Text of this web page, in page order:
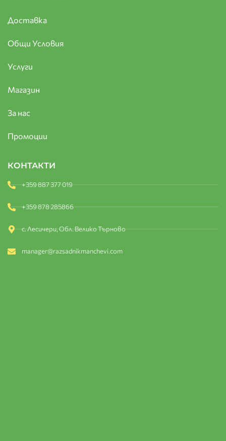
Доставка
Общи Условия
Услуги
Магазин
За нас
Промоции
КОНТАКТИ
+359 887 377 019
+359 878 285866
с. Лесичери, Обл. Велико Търново
manager@razsadnikmanchevi.com